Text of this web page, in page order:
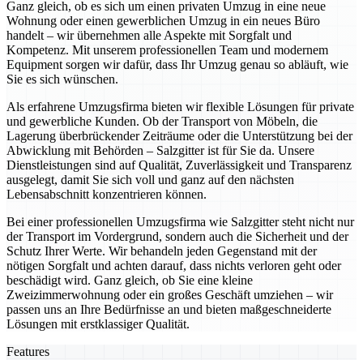
Ganz gleich, ob es sich um einen privaten Umzug in eine neue
Wohnung oder einen gewerblichen Umzug in ein neues Büro
handelt – wir übernehmen alle Aspekte mit Sorgfalt und
Kompetenz. Mit unserem professionellen Team und modernem
Equipment sorgen wir dafür, dass Ihr Umzug genau so abläuft, wie
Sie es sich wünschen.
Als erfahrene Umzugsfirma bieten wir flexible Lösungen für private
und gewerbliche Kunden. Ob der Transport von Möbeln, die
Lagerung überbrückender Zeiträume oder die Unterstützung bei der
Abwicklung mit Behörden – Salzgitter ist für Sie da. Unsere
Dienstleistungen sind auf Qualität, Zuverlässigkeit und Transparenz
ausgelegt, damit Sie sich voll und ganz auf den nächsten
Lebensabschnitt konzentrieren können.
Bei einer professionellen Umzugsfirma wie Salzgitter steht nicht nur
der Transport im Vordergrund, sondern auch die Sicherheit und der
Schutz Ihrer Werte. Wir behandeln jeden Gegenstand mit der
nötigen Sorgfalt und achten darauf, dass nichts verloren geht oder
beschädigt wird. Ganz gleich, ob Sie eine kleine
Zweizimmerwohnung oder ein großes Geschäft umziehen – wir
passen uns an Ihre Bedürfnisse an und bieten maßgeschneiderte
Lösungen mit erstklassiger Qualität.
Features